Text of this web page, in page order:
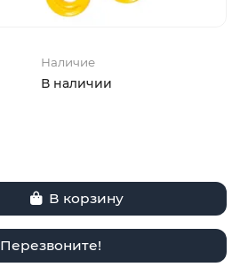
Наличие
В наличии
В корзину
Перезвоните!